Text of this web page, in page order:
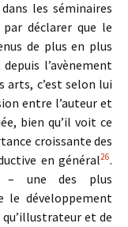
les séminaires
par déclarer que le
de plus en plus
l’avènement
arts, c’est selon lui
entre l’auteur et
bien qu’il voit ce
croissante des
en général26.
– une des plus
le développement
et de